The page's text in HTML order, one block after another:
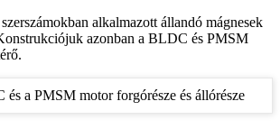
alkalmazott állandó mágnesek
azonban a BLDC és PMSM